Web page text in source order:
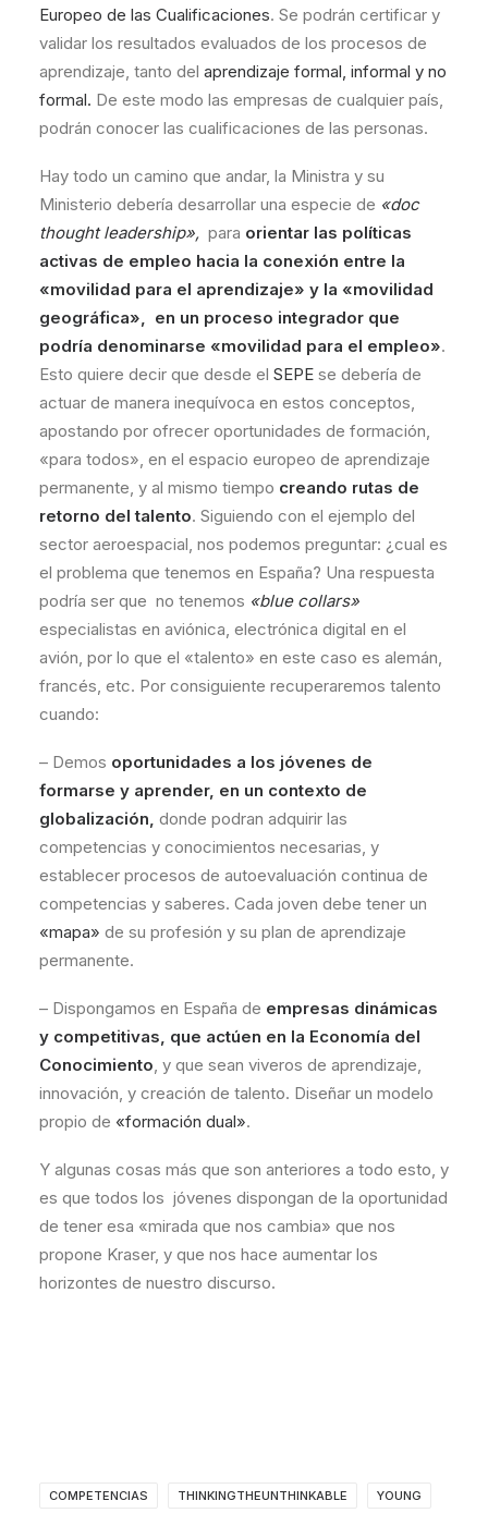
Europeo de las Cualificaciones. Se podrán certificar y
validar los resultados evaluados de los procesos de
aprendizaje, tanto del aprendizaje formal, informal y no
formal. De este modo las empresas de cualquier país,
podrán conocer las cualificaciones de las personas.
Hay todo un camino que andar, la Ministra y su
Ministerio debería desarrollar una especie de «doc
thought leadership», para orientar las políticas
activas de empleo hacia la conexión entre la
«movilidad para el aprendizaje» y la «movilidad
geográfica», en un proceso integrador que
podría denominarse «movilidad para el empleo».
Esto quiere decir que desde el SEPE se debería de
actuar de manera inequívoca en estos conceptos,
apostando por ofrecer oportunidades de formación,
«para todos», en el espacio europeo de aprendizaje
permanente, y al mismo tiempo creando rutas de
retorno del talento. Siguiendo con el ejemplo del
sector aeroespacial, nos podemos preguntar: ¿cual es
el problema que tenemos en España? Una respuesta
podría ser que no tenemos «blue collars»
especialistas en aviónica, electrónica digital en el
avión, por lo que el «talento» en este caso es alemán,
francés, etc. Por consiguiente recuperaremos talento
cuando:
– Demos oportunidades a los jóvenes de
formarse y aprender, en un contexto de
globalización, donde podran adquirir las
competencias y conocimientos necesarias, y
establecer procesos de autoevaluación continua de
competencias y saberes. Cada joven debe tener un
«mapa» de su profesión y su plan de aprendizaje
permanente.
– Dispongamos en España de empresas dinámicas
y competitivas, que actúen en la Economía del
Conocimiento, y que sean viveros de aprendizaje,
innovación, y creación de talento. Diseñar un modelo
propio de «formación dual».
Y algunas cosas más que son anteriores a todo esto, y
es que todos los jóvenes dispongan de la oportunidad
de tener esa «mirada que nos cambia» que nos
propone Kraser, y que nos hace aumentar los
horizontes de nuestro discurso.
COMPETENCIAS THINKINGTHEUNTHINKABLE YOUNG